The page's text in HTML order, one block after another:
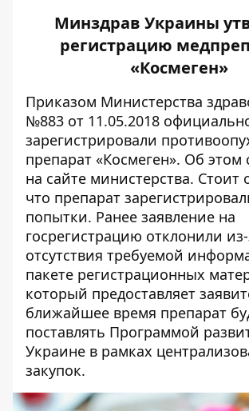
Минздрав Украины
регистрацию
«Космеген»
Приказом Министерства
№883 от 11.05.2018
зарегистрировали
препарат «Космеген». Об этом
на сайте министерства. Стоит
что препарат
попытки. Ранее заявление на
госрегистрацию отклонили
отсутствия требуемой
пакете регистрационных
который предоставляет
ближайшее время препарат
поставлять Программой
Украине в рамках
закупок.